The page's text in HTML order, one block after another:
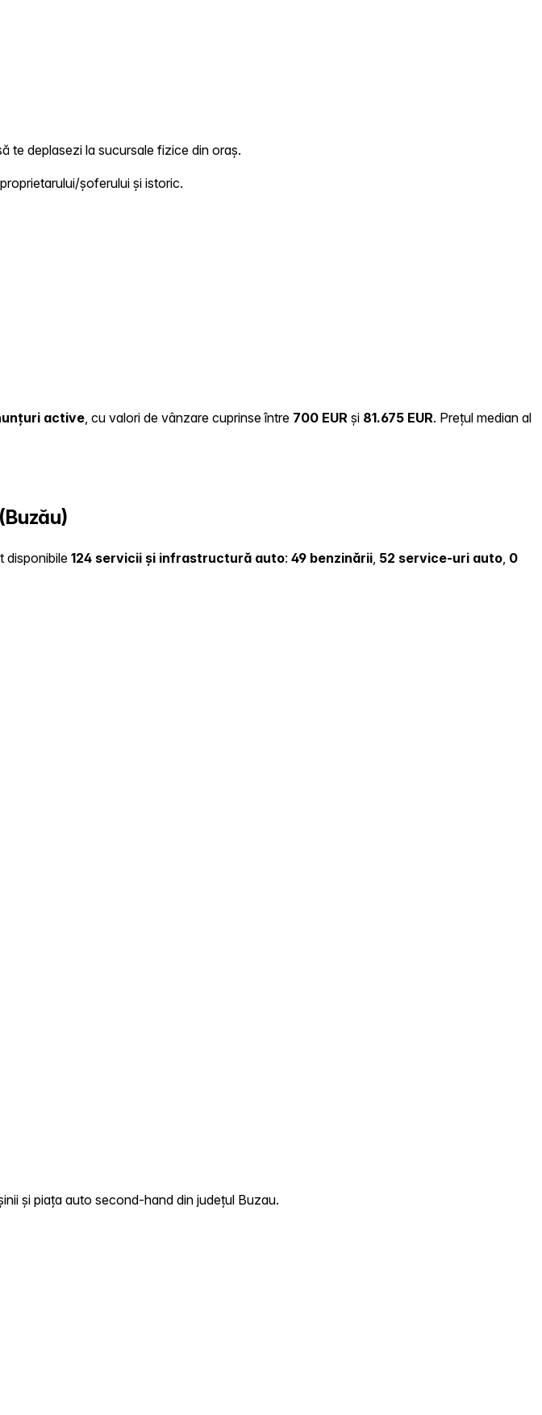
te deplasezi la sucursale fizice din oraș.
șoferului și istoric.
active , cu valori de vânzare cuprinse între 700 EUR și 81.675 EUR. Prețul median al
disponibile124 servicii și infrastructură auto: 49 benzinării, 52 service-uri auto, 0
și piața auto second-hand din județul Buzau.